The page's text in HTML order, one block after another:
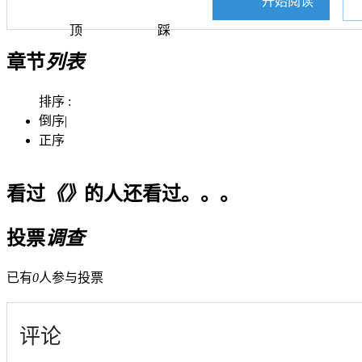
顶 踩
章节列表
排序 :
倒序|
正序
看过《》 的人还看过。。。
投票调查
已有0人参与投票
评论